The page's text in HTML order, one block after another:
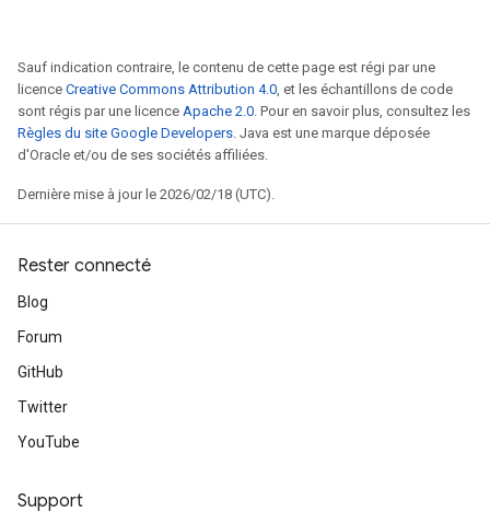
Sauf indication contraire, le contenu de cette page est régi par une
licence Creative Commons Attribution 4.0, et les échantillons de code
sont régis par une licence Apache 2.0. Pour en savoir plus, consultez les
Règles du site Google Developers. Java est une marque déposée
d'Oracle et/ou de ses sociétés affiliées.
Dernière mise à jour le 2026/02/18 (UTC).
Rester connecté
Blog
Forum
GitHub
Twitter
YouTube
Support